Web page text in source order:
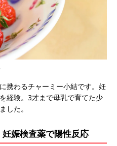
携わるチャーミー小結です。妊
経験。 3才まで母乳で育てた少
した。
娠検査薬で陽性反応